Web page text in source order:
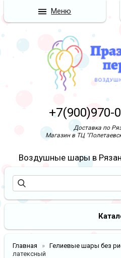
+7(900)970-
Доставка по
Магазин в ТЦ
Воздушные шары в
Главная Гелиевые шары без
латексный
Меню